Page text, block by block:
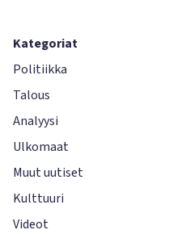
Kategoriat
Politiikka
Talous
Analyysi
Ulkomaat
Muut uutiset
Kulttuuri
Videot